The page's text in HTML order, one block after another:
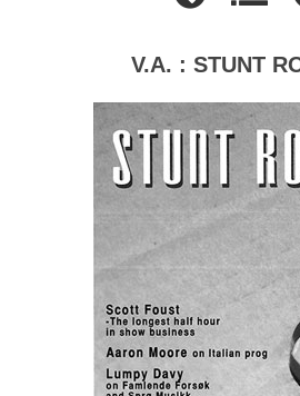
V.A. : STUNT